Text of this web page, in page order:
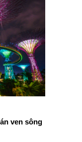
ven sông